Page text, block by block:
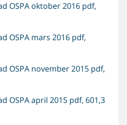
OSPA oktober 2016 pdf,
OSPA mars 2016 pdf,
OSPA november 2015 pdf,
OSPA april 2015 pdf, 601,3